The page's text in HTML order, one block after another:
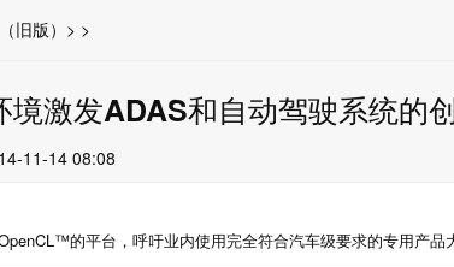
大数据/云>
旧版） >
激发ADAS和自动驾驶系统的
11-14 08:08
的平台，呼吁业内使用完全符合汽车级要求的专用产品